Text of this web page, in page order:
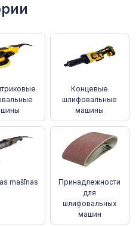
Концевые
шлифовальные
машины
mašīnas
Принадлежности
для
шлифовальных
машин